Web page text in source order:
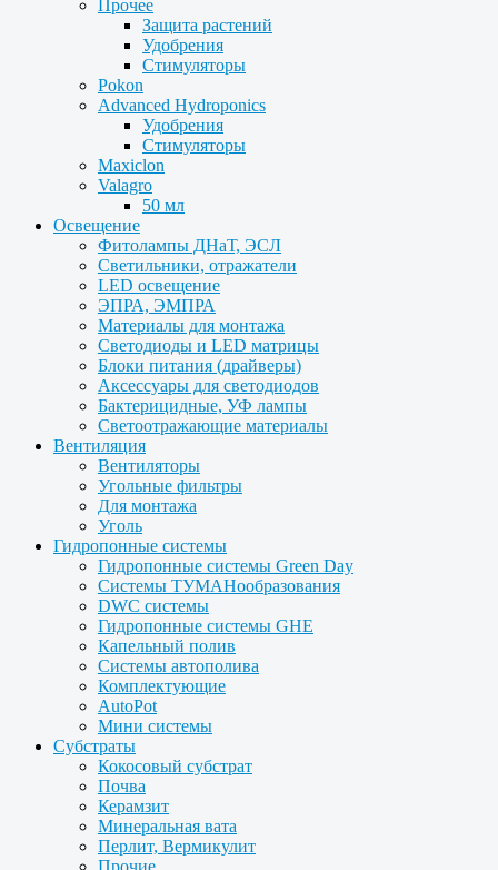
Прочее
Защита растений
Удобрения
Стимуляторы
Pokon
Advanced Hydroponics
Удобрения
Стимуляторы
Maxiclon
Valagro
50 мл
Освещение
Фитолампы ДНаТ, ЭСЛ
Светильники, отражатели
LED освещение
ЭПРА, ЭМПРА
Материалы для монтажа
Светодиоды и LED матрицы
Блоки питания (драйверы)
Аксессуары для светодиодов
Бактерицидные, УФ лампы
Светоотражающие материалы
Вентиляция
Вентиляторы
Угольные фильтры
Для монтажа
Уголь
Гидропонные системы
Гидропонные системы Green Day
Системы ТУМАНообразования
DWC системы
Гидропонные системы GHE
Капельный полив
Системы автополива
Комплектующие
AutoPot
Мини системы
Субстраты
Кокосовый субстрат
Почва
Керамзит
Минеральная вата
Перлит, Вермикулит
Прочие